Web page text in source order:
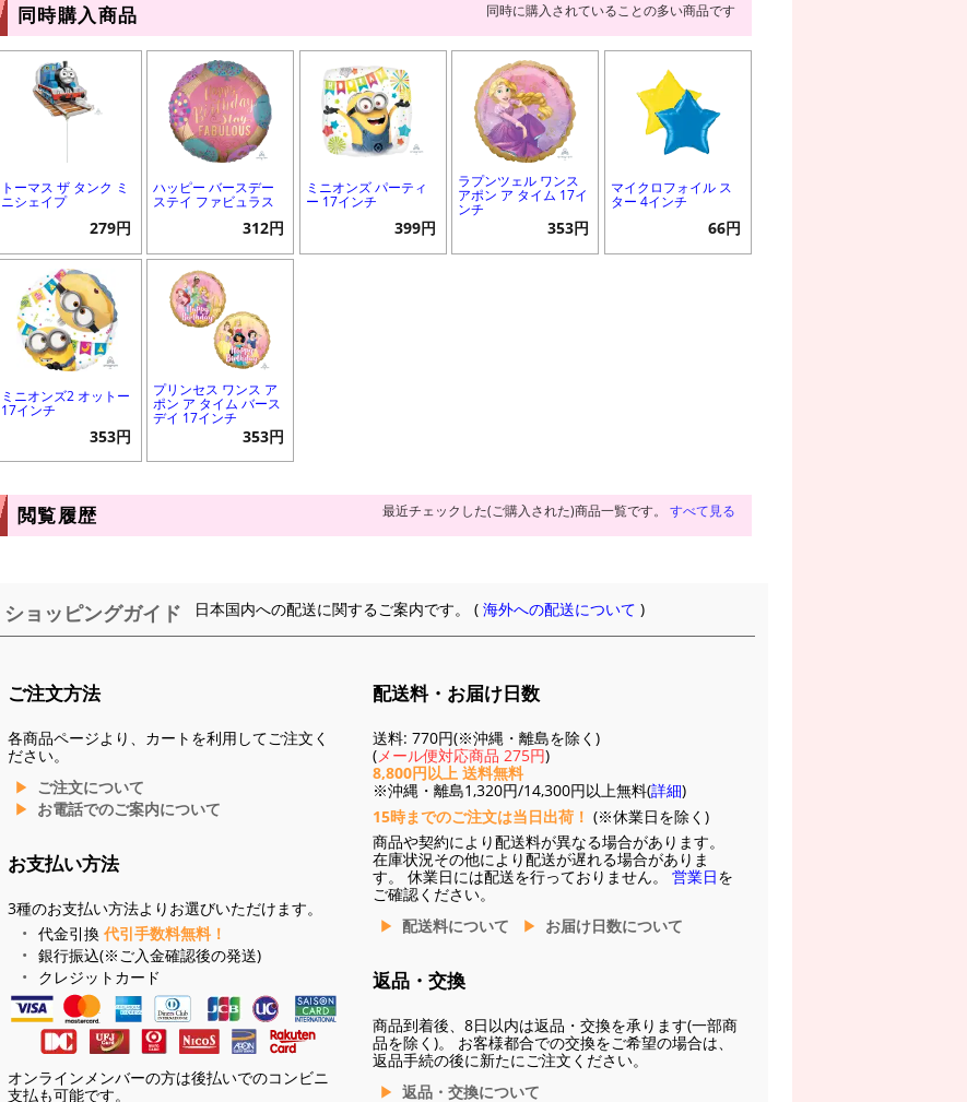
同時購入商品 同時に購入されていることの多い商品です
トーマス ザ タンク ミ
ニシェイプ
279円
ハッピー バースデー
ステイ ファビュラス
312円
ミニオンズ パーティ
ー 17インチ
399円
ラプンツェル ワンス
アポン ア タイム 17イ
ンチ
353円
マイクロフォイル ス
ター 4インチ
66円
ミニオンズ2 オットー
17インチ
353円
プリンセス ワンス ア
ポン ア タイム バース
デイ 17インチ
353円
閲覧履歴 最近チェックした(ご購入された)商品一覧です。 すべて見る
ショッピングガイド 日本国内への配送に関するご案内です。 (海外への配送について )
ご注文方法
各商品ページより、カートを利用してご注文く
ださい。
ご注文について
お電話でのご案内について
お支払い方法
3種のお支払い方法よりお選びいただけます。
代金引換 代引手数料無料！
銀行振込(※ご入金確認後の発送)
クレジットカード
オンラインメンバーの方は後払いでのコンビニ
支払も可能です。
配送料・お届け日数
送料: 770円(※沖縄・離島を除く)
(メール便対応商品 275円)
8,800円以上 送料無料
※沖縄・離島1,320円/14,300円以上無料(詳細)
15時までのご注文は当日出荷！ (※休業日を除く)
商品や契約により配送料が異なる場合があります。
在庫状況その他により配送が遅れる場合がありま
す。 休業日には配送を行っておりません。 営業日を
ご確認ください。
配送料について
お届け日数について
返品・交換
商品到着後、8日以内は返品・交換を承ります(一部商
品を除く)。 お客様都合での交換をご希望の場合は、
返品手続の後に新たにご注文ください。
返品・交換について